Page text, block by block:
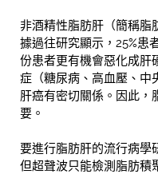
非酒精性脂肪肝（簡稱脂
據過往研究顯示，25%患
份患者更有機會惡化成肝
症（糖尿病、高血壓、中
肝癌有密切關係。因此，
要。
要進行脂肪肝的流行病學
但超聲波只能檢測脂肪積